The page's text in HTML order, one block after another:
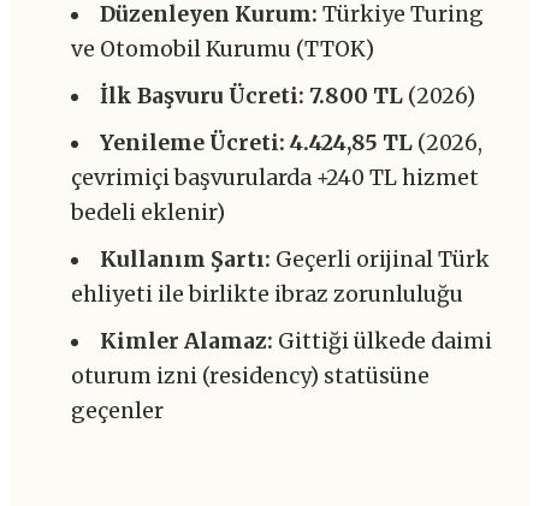
Düzenleyen Kurum: Türkiye Turing
ve Otomobil Kurumu (TTOK)
İlk Başvuru Ücreti: 7.800 TL (2026)
Yenileme Ücreti: 4.424,85 TL (2026,
çevrimiçi başvurularda +240 TL hizmet
bedeli eklenir)
Kullanım Şartı: Geçerli orijinal Türk
ehliyeti ile birlikte ibraz zorunluluğu
Kimler Alamaz: Gittiği ülkede daimi
oturum izni (residency) statüsüne
geçenler